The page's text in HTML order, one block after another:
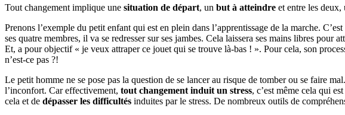
Tout changement implique une situation de départ, un but à atteindre et entre les deux,
Prenons l’exemple du petit enfant qui est en plein dans l’apprentissage de la marche.
ses quatre membres, il va se redresser sur ses jambes. Cela laissera ses mains libres
Et, a pour objectif « je veux attraper ce jouet qui se trouve là-bas ! ». Pour cela, son
n’est-ce pas ?!
Le petit homme ne se pose pas la question de se lancer au risque de tomber ou se faire
l’inconfort. Car effectivement, tout changement induit un stress, c’est même cela qui
cela et de dépasser les difficultés induites par le stress. De nombreux outils de